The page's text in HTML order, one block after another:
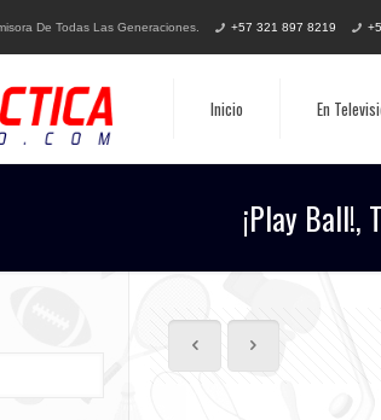
De Todas Las Generaciones. +57 321 897 8219
Inicio En
¡Play Ball!,